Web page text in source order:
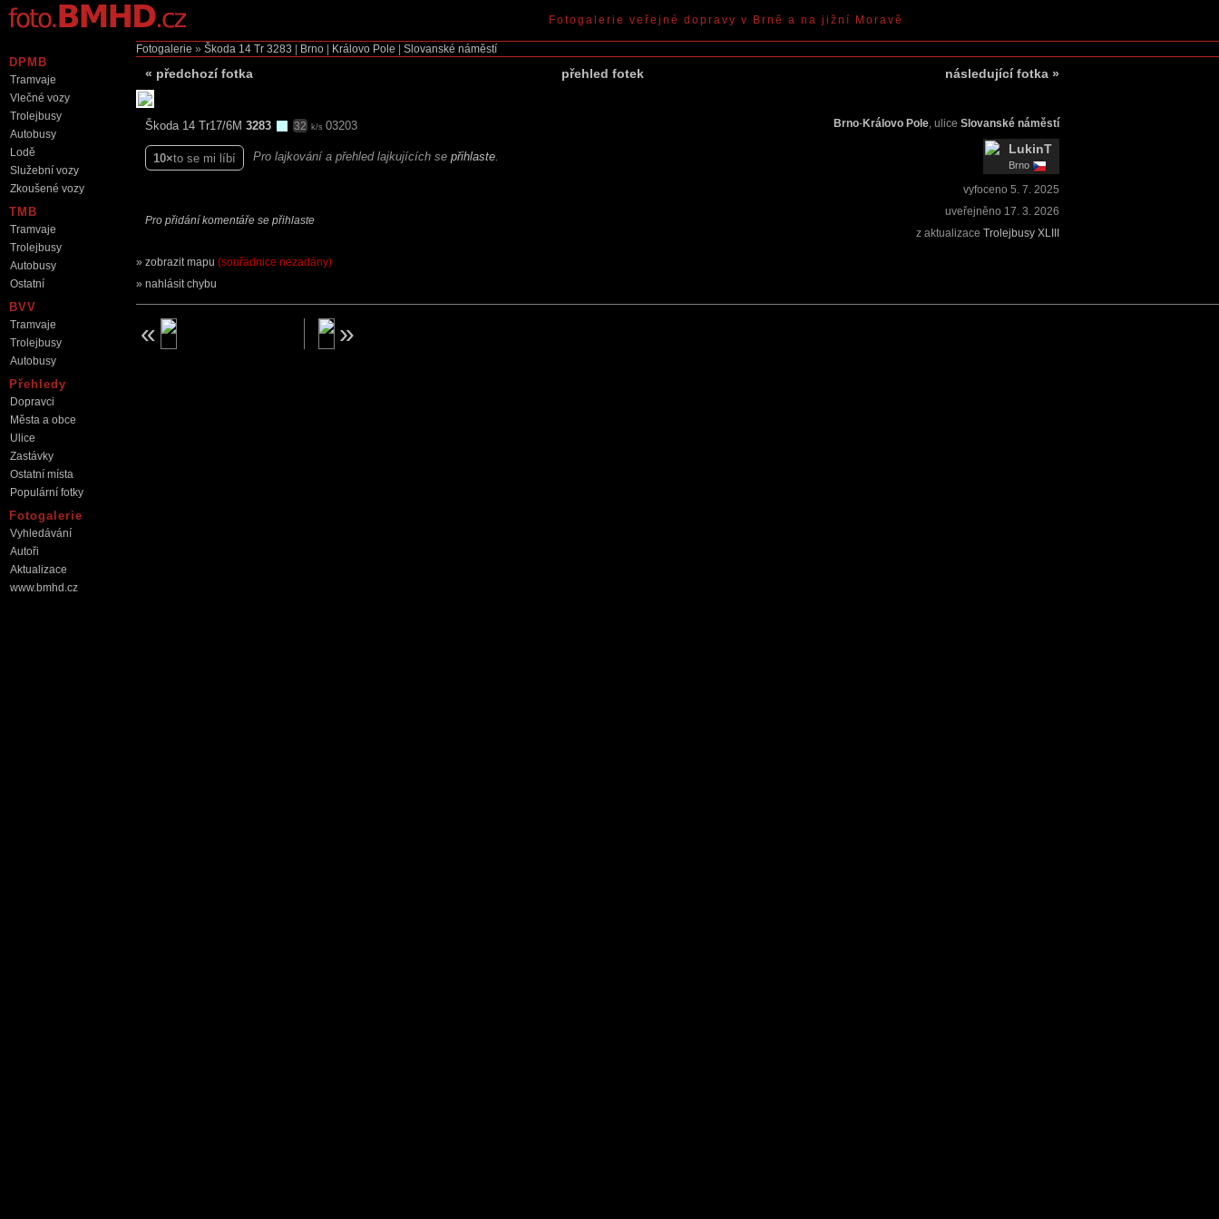
Fotogalerie » Škoda 14 Tr 3283 Brno Královo Pole Slovanské náměstí
« předchozí fotka přehled fotek následující fotka »
Škoda 14 Tr17/6M 3283 32 k/s 03203
10 to se mi líbí Pro lajkování a přehled lajkujících se přihlaste.
Brno-Královo Pole, ulice Slovanské náměstí
LukinT
Brno
vyfoceno 5. 7. 2025
uveřejněno 17. 3. 2026
z aktualizace Trolejbusy XLIII
Pro přidání komentáře se přihlaste
zobrazit mapu (souřadnice nezadány)
nahlásit chybu
DPMB
Tramvaje
Vlečné vozy
Trolejbusy
Autobusy
Lodě
Služební vozy
Zkoušené vozy
TMB
Tramvaje
Trolejbusy
Autobusy
Ostatní
BVV
Tramvaje
Trolejbusy
Autobusy
Přehledy
Dopravci
Města a obce
Ulice
Zastávky
Ostatní místa
Populární fotky
Fotogalerie
Vyhledávání
Autoři
Aktualizace
www.bmhd.cz
Fotogalerie veřejné dopravy v Brně a na jižní Moravě